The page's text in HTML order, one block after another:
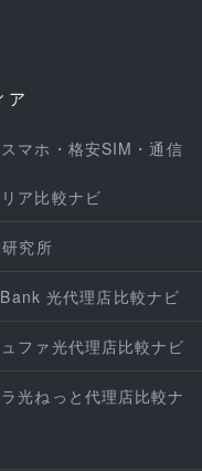
ア
マホ・格安SIM・通信
ア比較ナビ
究所
光代理店比較ナビ
ファ光代理店比較ナビ
光ねっと代理店比較ナ